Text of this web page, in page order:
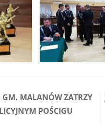
GM. MALANÓW ZATRZY
POŚCIGU